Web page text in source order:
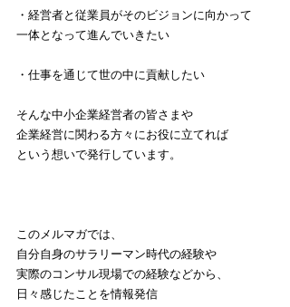
・経営者と従業員がそのビジョンに向かって
一体となって進んでいきたい
・仕事を通じて世の中に貢献したい
そんな中小企業経営者の皆さまや
企業経営に関わる方々にお役に立てれば
という想いで発行しています。
このメルマガでは、
自分自身のサラリーマン時代の経験や
実際のコンサル現場での経験などから、
日々感じたことを情報発信